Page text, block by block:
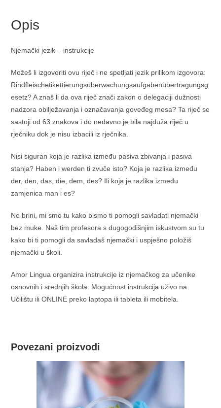
Opis
Njemački jezik – instrukcije
Možeš li izgovoriti ovu riječ i ne spetljati jezik prilikom izgovora:
Rindfleischetikettierungsüberwachungsaufgabenübertragungsg
esetz? A znaš li da ova riječ znači zakon o delegaciji dužnosti
nadzora obilježavanja i označavanja goveđeg mesa? Ta riječ se
sastoji od 63 znakova i do nedavno je bila najduža riječ u
rječniku dok je nisu izbacili iz rječnika.
Nisi siguran koja je razlika između pasiva zbivanja i pasiva
stanja? Haben i werden ti zvuče isto? Koja je razlika između
der, den, das, die, dem, des? Ili koja je razlika između
zamjenica man i es?
Ne brini, mi smo tu kako bismo ti pomogli savladati njemački
bez muke. Naš tim profesora s dugogodišnjim iskustvom su tu
kako bi ti pomogli da savladaš njemački i uspješno položiš
njemački u školi.
Amor Lingua organizira instrukcije iz njemačkog za učenike
osnovnih i srednjih škola. Mogućnost instrukcija uživo na
Učilištu ili ONLINE preko laptopa ili tableta ili mobitela.
Povezani proizvodi